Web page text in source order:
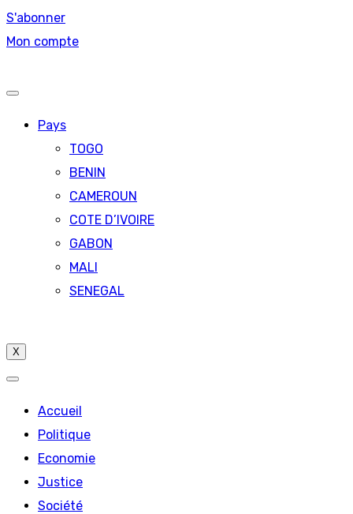
S'abonner
Mon compte
Pays
TOGO
BENIN
CAMEROUN
COTE D’IVOIRE
GABON
MALI
SENEGAL
X
Accueil
Politique
Economie
Justice
Société